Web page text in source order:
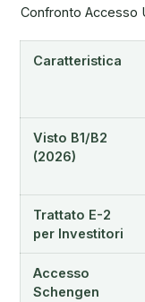
Confronto Accesso
Caratteristica
Visto B1/B2
(2026)
Trattato E-2
per Investitori
Accesso
Schengen